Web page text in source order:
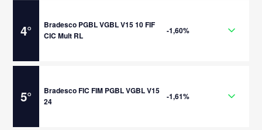
4°
Bradesco PGBL VGBL V15 10 FIF
CIC Mult RL
-1,60%
5°
Bradesco FIC FIM PGBL VGBL V15
24
-1,61%